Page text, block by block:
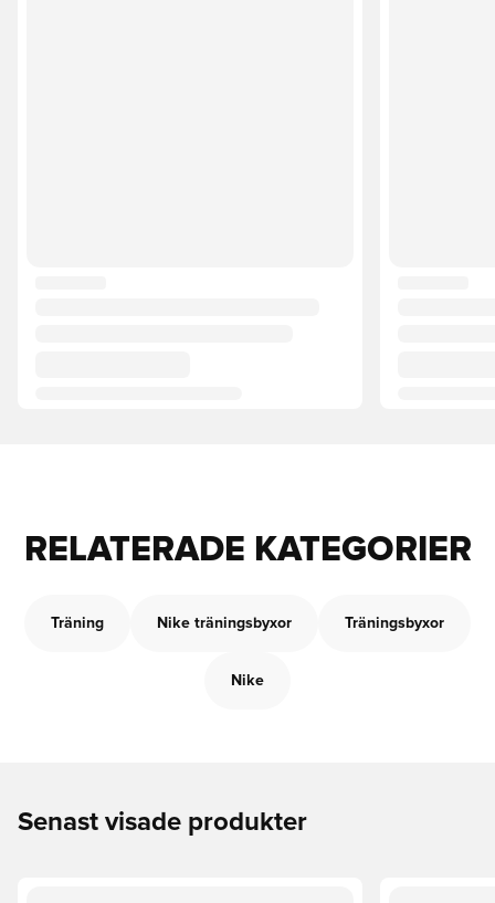
RELATERADE KATEGORIER
Träning Nike träningsbyxor Träningsbyxor
Nike
Senast visade produkter